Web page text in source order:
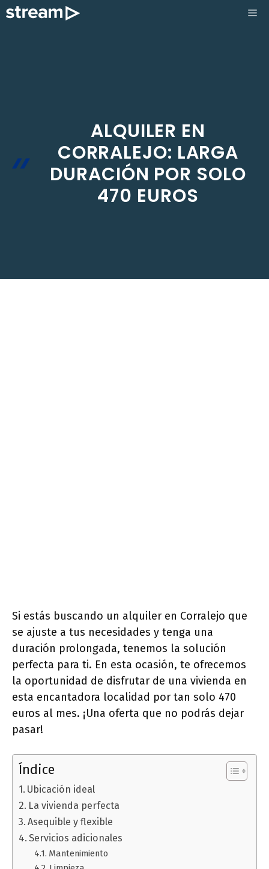
Saltar
ALQUILER EN
CORRALEJO: LARGA
DURACIÓN POR SOLO
470 EUROS
Si estás buscando un alquiler en Corralejo que
se ajuste a tus necesidades y tenga una
duración prolongada, tenemos la solución
perfecta para ti. En esta ocasión, te ofrecemos
la oportunidad de disfrutar de una vivienda en
esta encantadora localidad por tan solo 470
euros al mes. ¡Una oferta que no podrás dejar
pasar!
Índice
Ubicación ideal
La vivienda perfecta
Asequible y flexible
Servicios adicionales
Mantenimiento